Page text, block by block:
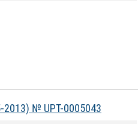
2013) № UPT-0005043